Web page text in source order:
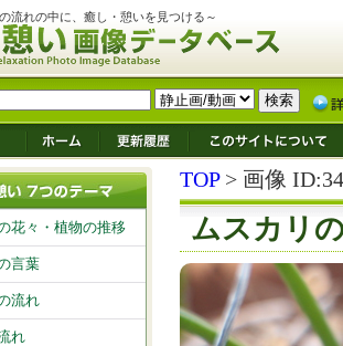
流れの中に、癒し・憩いを見つける～
TOP> 画像
ムスカリ
花々・植物の推移
言葉
流れ
れ